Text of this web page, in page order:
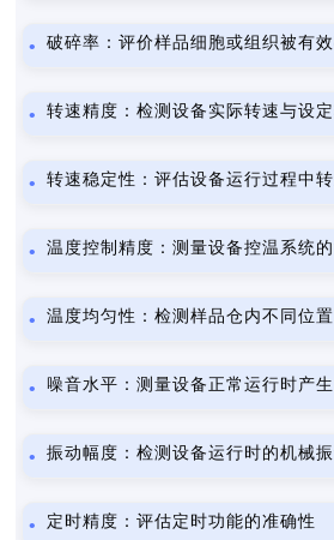
破碎率：评价样品细胞或组织被有
转速精度：检测设备实际转速与设
转速稳定性：评估设备运行过程中
温度控制精度：测量设备控温系统
温度均匀性：检测样品仓内不同位
噪音水平：测量设备正常运行时产
振动幅度：检测设备运行时的机械
定时精度：评估定时功能的准确性